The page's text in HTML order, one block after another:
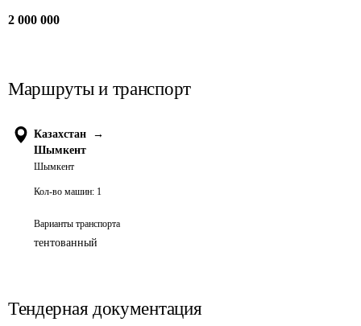
2 000 000
Маршруты и транспорт
Казахстан
→
Шымкент
Шымкент
Кол-во машин: 1
Варианты транспорта
тентованный
Тендерная документация